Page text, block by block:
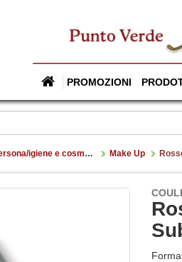
PROMOZIONI
igiene e cosmesi Make Up